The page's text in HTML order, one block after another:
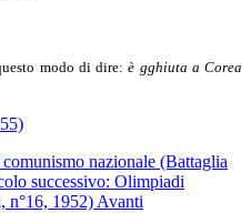
modo di dire:è gghiuta a Corea
nazionale (Battaglia
successivo: Olimpiadi
n°16, 1952) Avanti